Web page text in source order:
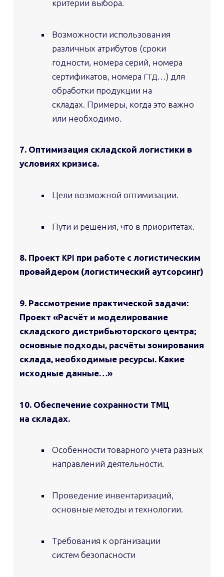
критерии выбора.
Возможности использования
различных атрибутов (сроки
годности, номера серий, номера
сертификатов, номера ГТД …) для
обработки продукции на
складах. Примеры, когда это важно
или необходимо.
7. Оптимизация складской логистики в
условиях кризиса.
Цели возможной оптимизации.
Пути и решения, что в приоритетах.
8. Проект KPI при работе с логистическим
провайдером (логистический аутсорсинг)
9. Рассмотрение практической задачи:
Проект «Расчёт и моделирование
складского дистрибьюторского центра;
основные подходы, расчёты зонирования
склада, необходимые ресурсы. Какие
исходные данные…»
10. Обеспечение сохранности ТМЦ
на складах.
Особенности товарного учета разных
направлений деятельности.
Проведение инвентаризаций,
основные методы и технологии.
Требования к организации
систем безопасности